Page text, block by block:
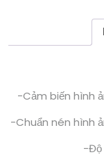
-Cảm biến hình
-Chuẩn nén hình
-Độ